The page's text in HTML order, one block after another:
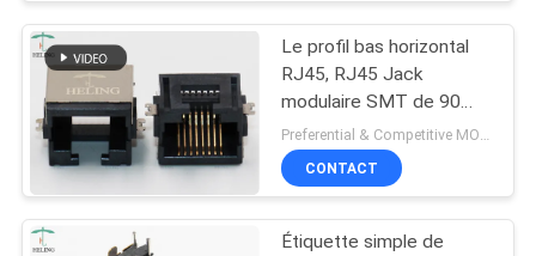
CONTRÔLE
DE
QUALITÉ
CONTACTEZ-
NOUS
Le profil bas horizontal
RJ45, RJ45 Jack
modulaire SMT de 90
degrés surplombe le bâti
de carte PCB
CONTACT
Étiquette simple de